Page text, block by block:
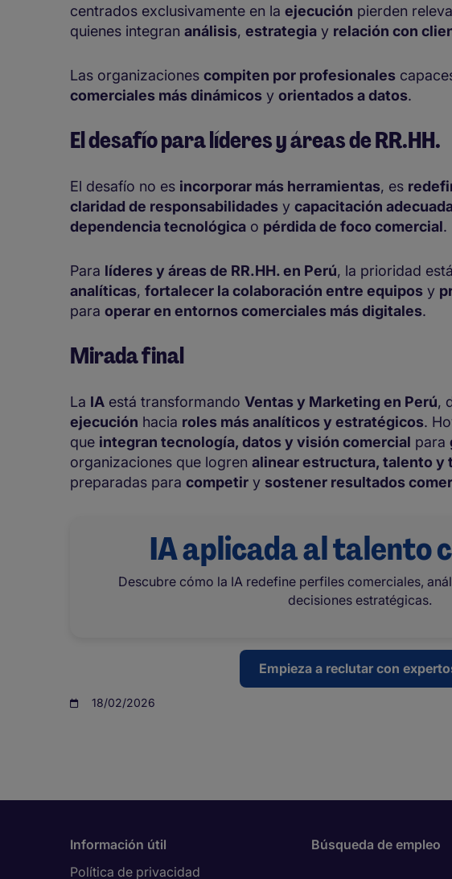
centrados exclusivamente en la ejecución pierden
quienes integran análisis, estrategia y relación con
Las organizaciones compiten por profesionales
comerciales más dinámicos y orientados a datos.
El desafío para líderes y áreas de RR.HH.
El desafío no es incorporar más herramientas, es
claridad de responsabilidades y capacitación
dependencia tecnológica o pérdida de foco comercial.
Para líderes y áreas de RR.HH. en Perú, la prioridad
analíticas, fortalecer la colaboración entre equipos y
para operar en entornos comerciales más digitales.
Mirada final
La IA está transformando Ventas y Marketing en Perú,
ejecución hacia roles más analíticos y estratégicos.
que integran tecnología, datos y visión comercial para
organizaciones que logren alinear estructura, talento y
preparadas para competir y sostener resultados
IA aplicada al talento
Descubre cómo la IA redefine perfiles comerciales,
decisiones estratégicas.
Empieza a reclutar con
18/02/2026
Información útil
Política de privacidad
Búsqueda de empleo